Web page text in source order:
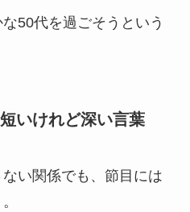
50代を過ごそうという
いけれど深い言葉
い関係でも、節目には